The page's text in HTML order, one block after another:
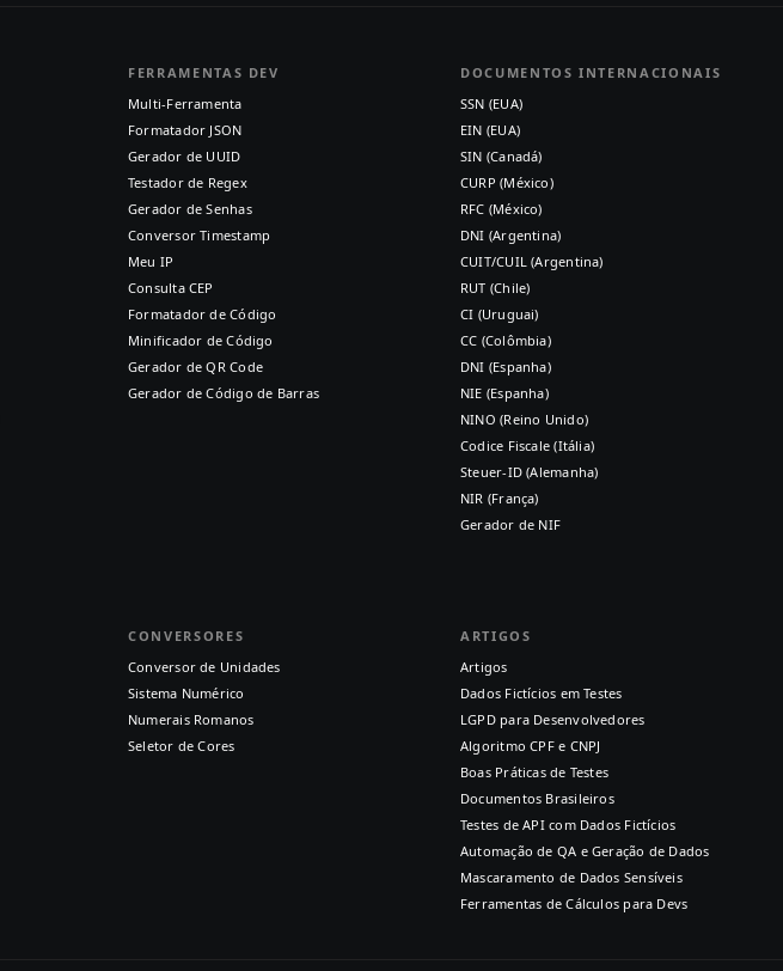
FERRAMENTAS DEV
Multi-Ferramenta
Formatador JSON
Gerador de UUID
Testador de Regex
Gerador de Senhas
Conversor Timestamp
Meu IP
Consulta CEP
Formatador de Código
Minificador de Código
Gerador de QR Code
Gerador de Código de Barras
DOCUMENTOS INTERNACIONAIS
SSN (EUA)
EIN (EUA)
SIN (Canadá)
CURP (México)
RFC (México)
DNI (Argentina)
CUIT/CUIL (Argentina)
RUT (Chile)
CI (Uruguai)
CC (Colômbia)
DNI (Espanha)
NIE (Espanha)
NINO (Reino Unido)
Codice Fiscale (Itália)
Steuer-ID (Alemanha)
NIR (França)
Gerador de NIF
CONVERSORES
Conversor de Unidades
Sistema Numérico
Numerais Romanos
Seletor de Cores
ARTIGOS
Artigos
Dados Fictícios em Testes
LGPD para Desenvolvedores
Algoritmo CPF e CNPJ
Boas Práticas de Testes
Documentos Brasileiros
Testes de API com Dados Fictícios
Automação de QA e Geração de Dados
Mascaramento de Dados Sensíveis
Ferramentas de Cálculos para Devs